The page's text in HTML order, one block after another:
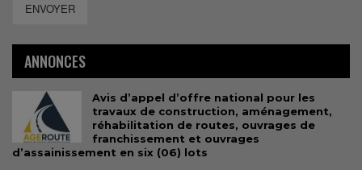
ENVOYER
ANNONCES
Avis d’appel d’offre national pour les
travaux de construction, aménagement,
réhabilitation de routes, ouvrages de
franchissement et ouvrages
d’assainissement en six (06) lots